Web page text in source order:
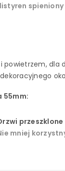
powietrzem, dla
55mm:
przeszklone
mniej